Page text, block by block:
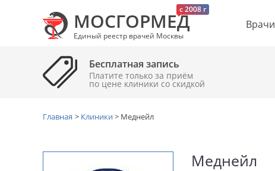
c 2008 г
МОСГОРМЕД
Единый реестр врачей Москвы
Врачи
Бесплатная запись
Платите только за приём
по цене клиники cо скидкой
Главная > Клиники> Меднейл
Меднейл